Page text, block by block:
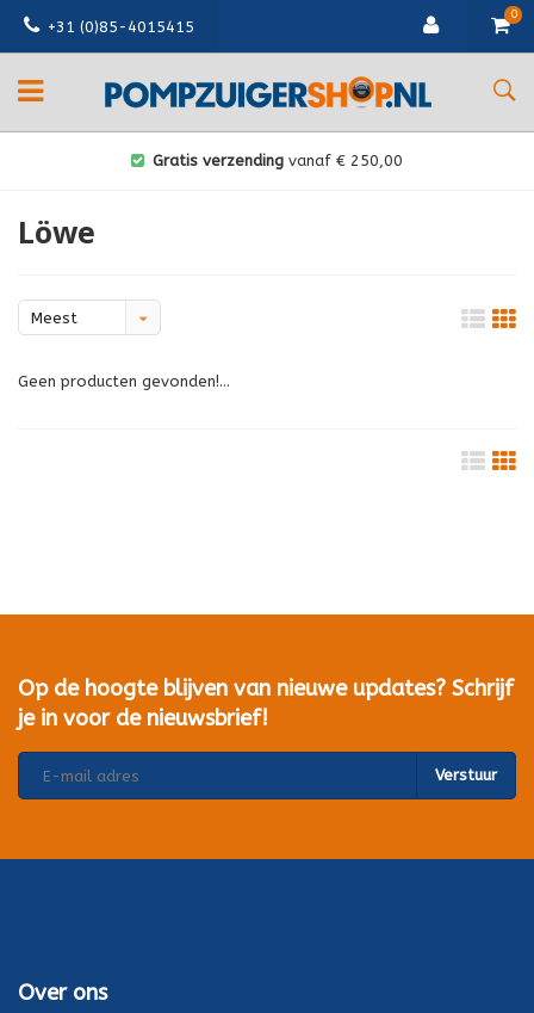
+31 (0)85-4015415
0
Gratis verzending vanaf € 250,00
Löwe
Meest
Geen producten gevonden!...
Op de hoogte blijven van nieuwe updates? Schrijf
je in voor de nieuwsbrief!
Verstuur
Over ons